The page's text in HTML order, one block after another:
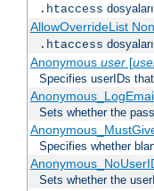
.htaccess
AllowOverrideList
.htaccess
Anonymous user[
Specifies userIDs
Sets whether the
Specifies whether
Sets whether the